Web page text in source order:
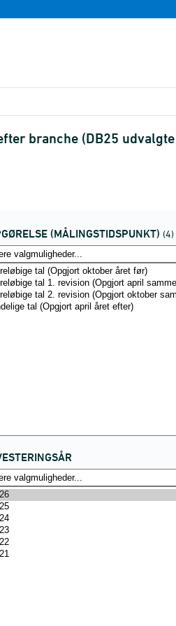
branche (DB25
(MÅLINGSTIDSPUNKT) (4)